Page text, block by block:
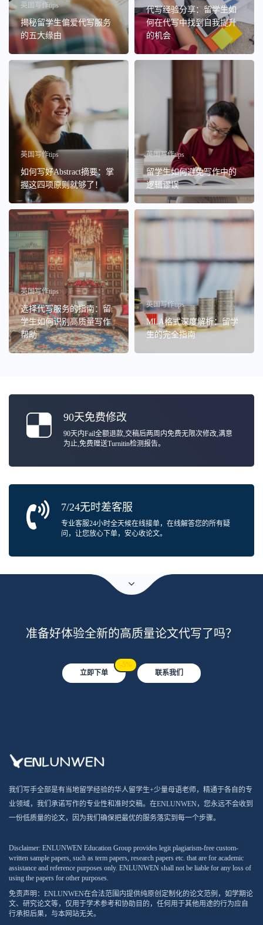
英国写作tips
揭秘留学生偏爱代写服务
的五大缘由
代写经验分享：留学生如
何在代写中找到自我提升
的机会
英国写作tips
如何写好Abstract摘要：掌
握这四项原则就够了！
英国写作tips
留学生如何避免写作中的
逻辑谬误
英国写作tips
选择代写服务的指南：留
学生如何识别高质量写作
帮助
英国写作tips
MLA格式深度解析：留学
生的完全指南
90天免费修改
90天内Fail全额退款,交稿后两周内免费无限次修改,满意
为止,免费赠送Turnitin检测报告。
7/24无时差客服
专业客服24小时全天候在线接单，在线解答您的所有疑
问，让您放心下单，安心收论文。
准备好体验全新的高质量论文代写了吗？
立即下单
-5%
联系我们
我们写手全部是有当地留学经验的华人留学生+少量母语老师，精通于各自的专
业领域，我们承诺写作的专业性和准时交稿。在ENLUNWEN，您永远不会收到
一份低质量的论文，因为我们确保把最优的服务落实到每一个步骤。
Disclaimer: ENLUNWEN Education Group provides legit plagiarism-free custom-
written sample papers, such as term papers, research papers etc. that are for academic
assistance and reference purposes only. ENLUNWEN shall not be liable for any loss of
using the papers for other purposes.
免责声明：ENLUNWEN在合法范围内提供纯原创定制化的论文范例，如学期论
文、研究论文等，仅用于学术参考和协助目的，任何用于其他用途的行为应自
行承担后果，与本网站无关。